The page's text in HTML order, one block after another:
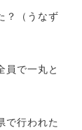
？（うなず
員で一丸と
で行われた